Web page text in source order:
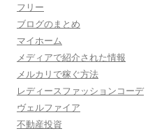
フリー
ブログのまとめ
マイホーム
メディアで紹介された情報
メルカリで稼ぐ方法
レディースファッションコーデ
ヴェルファイア
不動産投資